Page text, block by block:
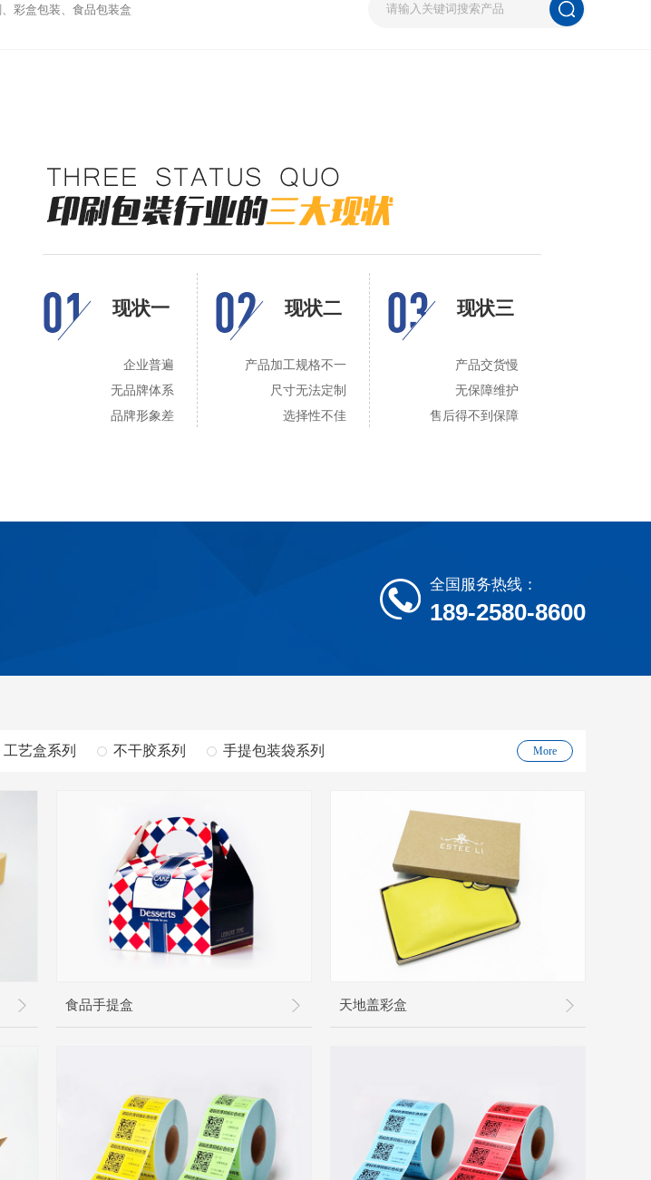
、 彩盒包装、 食品包装盒
现状一
企业普遍
无品牌体系
品牌形象差
现状二
产品加工规格不一
尺寸无法定制
选择性不佳
现状三
产品交货慢
无保障维护
售后得不到保障
全国服务热线：
189-2580-8600
工艺盒系列 不干胶系列 手提包装袋系列 More
食品手提盒 天地盖彩盒